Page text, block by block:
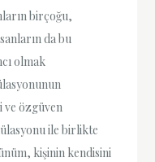
birçoğu,
da bu
olmak
ve özgüven
ile birlikte
kişinin kendisini